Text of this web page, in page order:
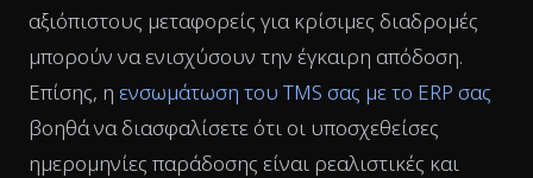
αξιόπιστους μεταφορείς για κρίσιμες διαδρομές
μπορούν να ενισχύσουν την έγκαιρη απόδοση.
Επίσης, η ενσωμάτωση του TMS σας με το ERP σας
βοηθά να διασφαλίσετε ότι οι υποσχεθείσες
ημερομηνίες παράδοσης είναι ρεαλιστικές και